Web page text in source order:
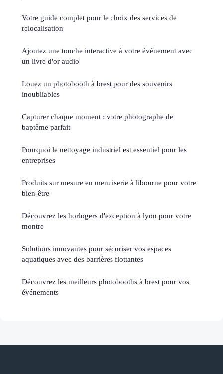
Votre guide complet pour le choix des services de
relocalisation
Ajoutez une touche interactive à votre événement avec
un livre d'or audio
Louez un photobooth à brest pour des souvenirs
inoubliables
Capturer chaque moment : votre photographe de
baptême parfait
Pourquoi le nettoyage industriel est essentiel pour les
entreprises
Produits sur mesure en menuiserie à libourne pour votre
bien-être
Découvrez les horlogers d'exception à lyon pour votre
montre
Solutions innovantes pour sécuriser vos espaces
aquatiques avec des barrières flottantes
Découvrez les meilleurs photobooths à brest pour vos
événements